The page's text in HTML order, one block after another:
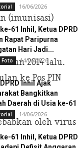
(imunisasi)
2014 lalu.
ke Pos PIN
oleh virus
16/06/2026
61 Inhil, Ketua DPRD
Rapat Paripurna
Hari Jadi...
Foto 14/06/2026
Inhil Ajak
Bangkitkan
Daerah di Usia ke-61
14/06/2026
61 Inhil, Ketua DPRD